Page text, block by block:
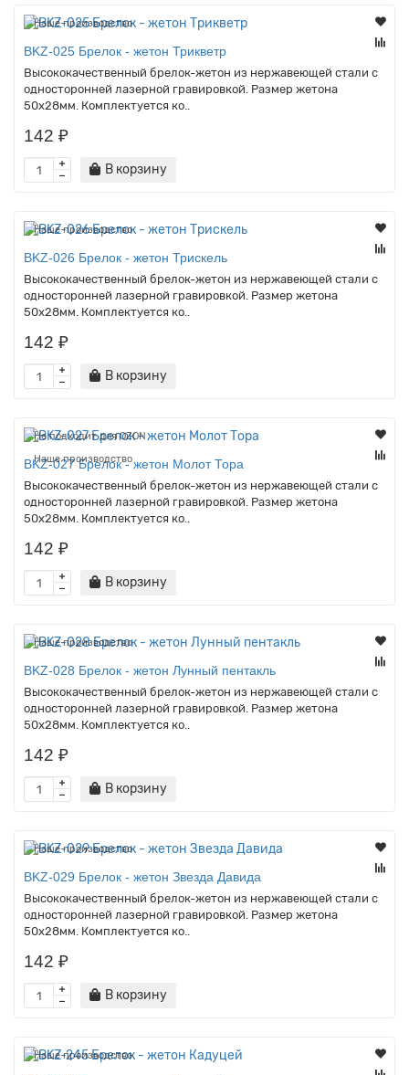
Наше производство
BKZ-025 Брелок - жетон Трикветр
Высококачественный брелок-жетон из нержавеющей стали с
односторонней лазерной гравировкой. Размер жетона
50х28мм. Комплектуется ко..
142 ₽
В корзину
Наше производство
BKZ-026 Брелок - жетон Трискель
Высококачественный брелок-жетон из нержавеющей стали с
односторонней лазерной гравировкой. Размер жетона
50х28мм. Комплектуется ко..
142 ₽
В корзину
Не подходит для OZON
Наше производство
BKZ-027 Брелок - жетон Молот Тора
Высококачественный брелок-жетон из нержавеющей стали с
односторонней лазерной гравировкой. Размер жетона
50х28мм. Комплектуется ко..
142 ₽
В корзину
Наше производство
BKZ-028 Брелок - жетон Лунный пентакль
Высококачественный брелок-жетон из нержавеющей стали с
односторонней лазерной гравировкой. Размер жетона
50х28мм. Комплектуется ко..
142 ₽
В корзину
Наше производство
BKZ-029 Брелок - жетон Звезда Давида
Высококачественный брелок-жетон из нержавеющей стали с
односторонней лазерной гравировкой. Размер жетона
50х28мм. Комплектуется ко..
142 ₽
В корзину
Наше производство